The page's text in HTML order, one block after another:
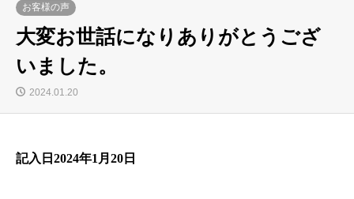
お客様の声
大変お世話になりありがとうござ
いました。
2024.01.20
記入日2024年1月20日